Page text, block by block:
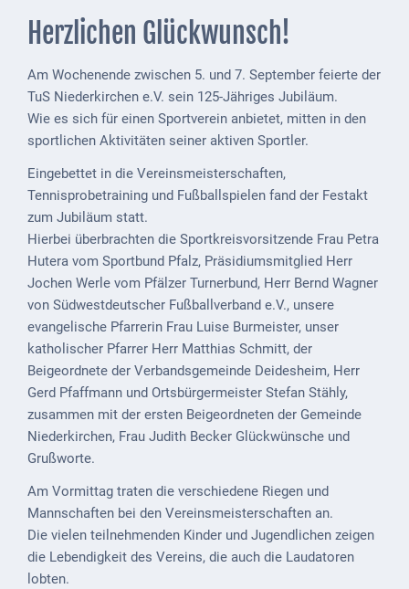
Post
Wasser-
und
Abwasser
Defibrillatoren
Katastrophenschutz
Notfallnummern
Niederkirchen
bei
Social
Media
Sitemap
Historisches
Schwesternhaus
Herzlichen Glückwunsch!
Am Wochenende zwischen 5. und 7. September feierte der
TuS Niederkirchen e.V. sein 125-Jähriges Jubiläum.
Wie es sich für einen Sportverein anbietet, mitten in den
sportlichen Aktivitäten seiner aktiven Sportler.
Eingebettet in die Vereinsmeisterschaften,
Tennisprobetraining und Fußballspielen fand der Festakt
zum Jubiläum statt.
Hierbei überbrachten die Sportkreisvorsitzende Frau Petra
Hutera vom Sportbund Pfalz, Präsidiumsmitglied Herr
Jochen Werle vom Pfälzer Turnerbund, Herr Bernd Wagner
von Südwestdeutscher Fußballverband e.V., unsere
evangelische Pfarrerin Frau Luise Burmeister, unser
katholischer Pfarrer Herr Matthias Schmitt, der
Beigeordnete der Verbandsgemeinde Deidesheim, Herr
Gerd Pfaffmann und Ortsbürgermeister Stefan Stähly,
zusammen mit der ersten Beigeordneten der Gemeinde
Niederkirchen, Frau Judith Becker Glückwünsche und
Grußworte.
Am Vormittag traten die verschiedene Riegen und
Mannschaften bei den Vereinsmeisterschaften an.
Die vielen teilnehmenden Kinder und Jugendlichen zeigen
die Lebendigkeit des Vereins, die auch die Laudatoren
lobten.